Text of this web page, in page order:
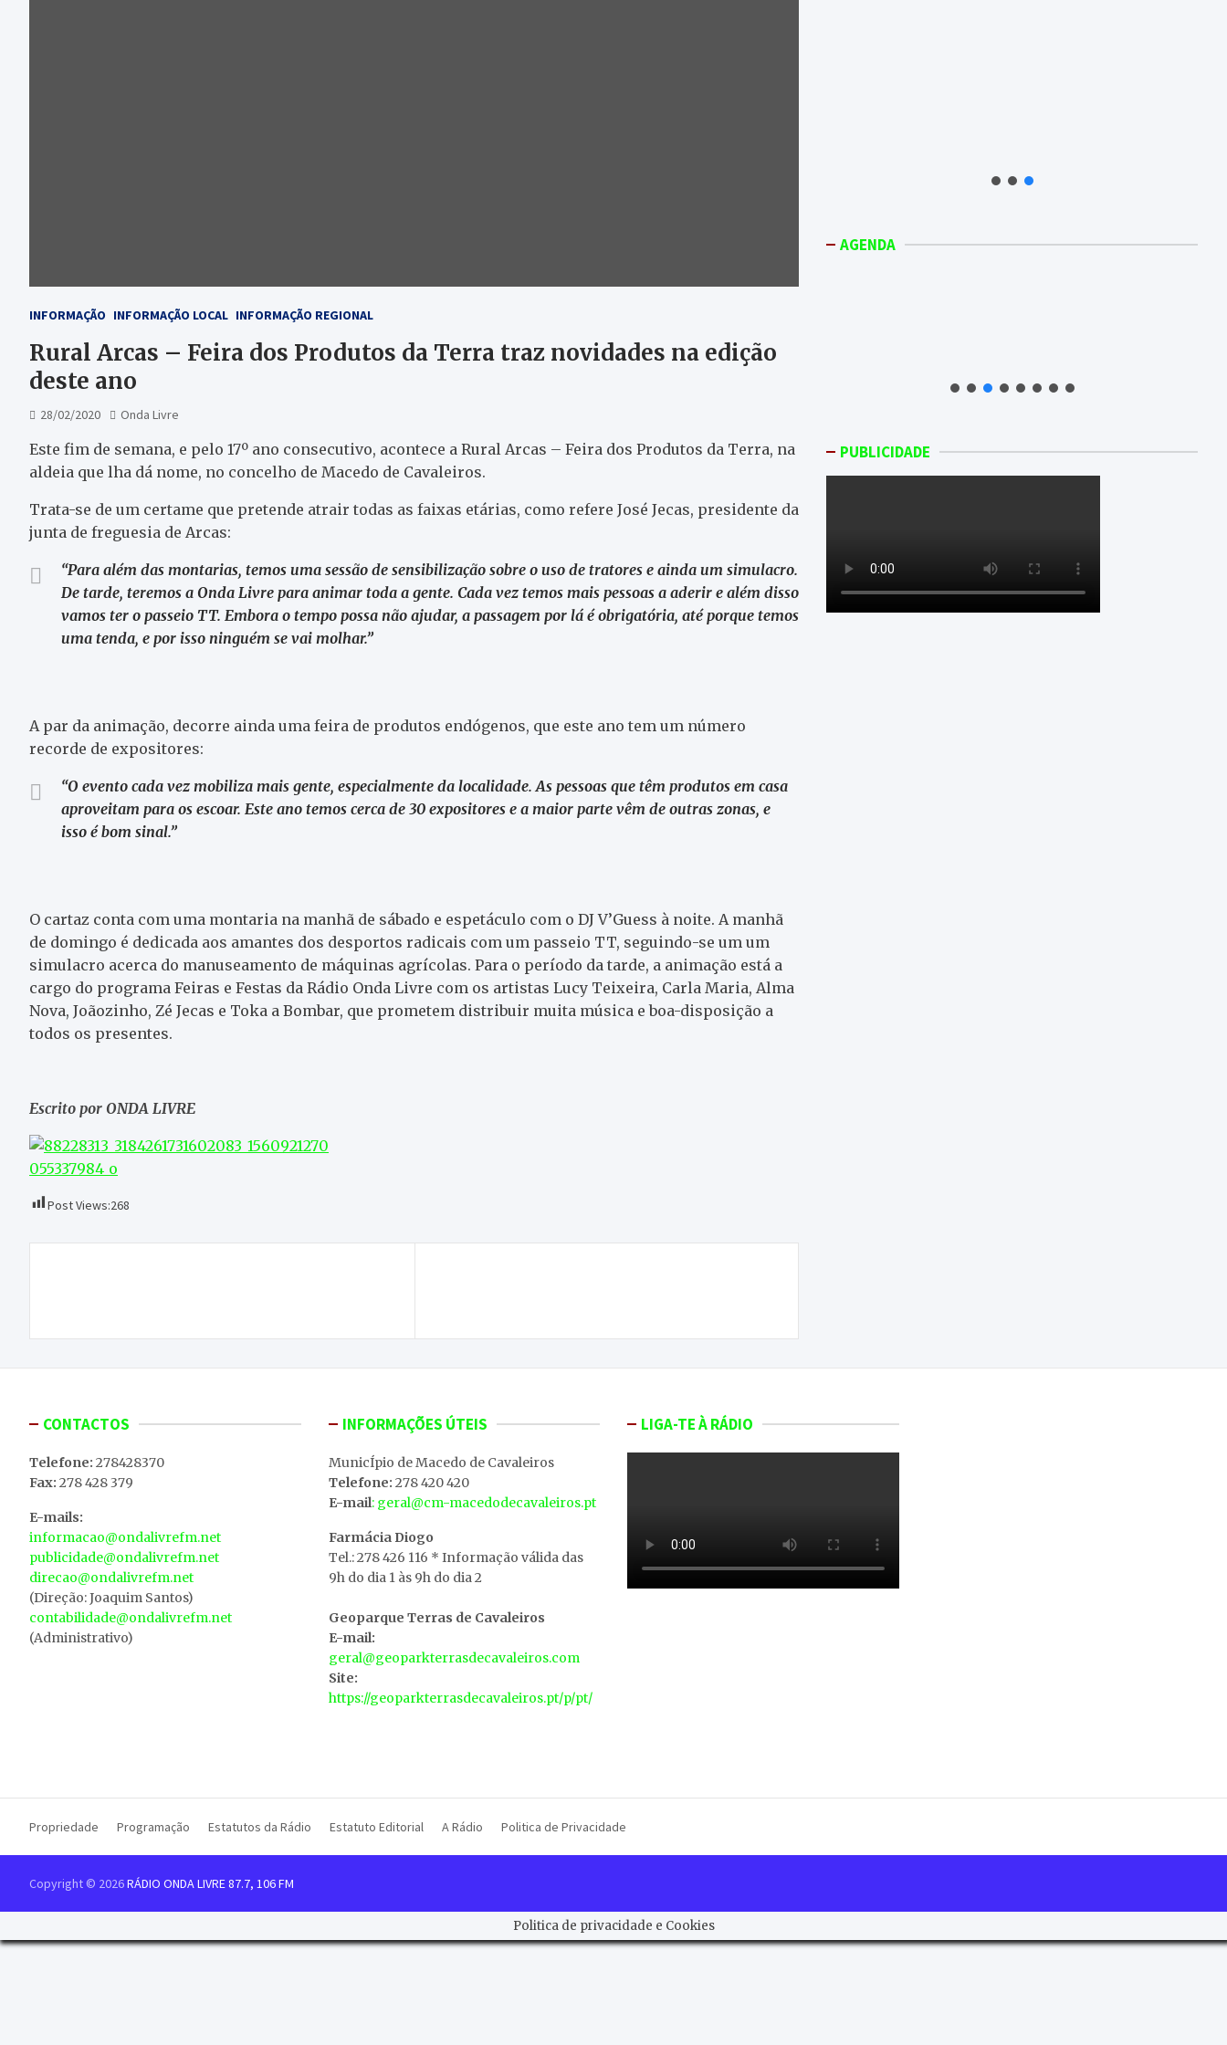
INFORMAÇÃO INFORMAÇÃO LOCAL INFORMAÇÃO REGIONAL
Rural Arcas – Feira dos Produtos da Terra traz novidades na edição
deste ano
28/02/2020 Onda Livre
Este fim de semana, e pelo 17º ano consecutivo, acontece a Rural Arcas – Feira dos Produtos da Terra, na
aldeia que lha dá nome, no concelho de Macedo de Cavaleiros.
Trata-se de um certame que pretende atrair todas as faixas etárias, como refere José Jecas, presidente da
junta de freguesia de Arcas:
“Para além das montarias, temos uma sessão de sensibilização sobre o uso de tratores e ainda um simulacro.
De tarde, teremos a Onda Livre para animar toda a gente. Cada vez temos mais pessoas a aderir e além disso
vamos ter o passeio TT. Embora o tempo possa não ajudar, a passagem por lá é obrigatória, até porque temos
uma tenda, e por isso ninguém se vai molhar.”
A par da animação, decorre ainda uma feira de produtos endógenos, que este ano tem um número
recorde de expositores:
“O evento cada vez mobiliza mais gente, especialmente da localidade. As pessoas que têm produtos em casa
aproveitam para os escoar. Este ano temos cerca de 30 expositores e a maior parte vêm de outras zonas, e
isso é bom sinal.”
O cartaz conta com uma montaria na manhã de sábado e espetáculo com o DJ V’Guess à noite. A manhã
de domingo é dedicada aos amantes dos desportos radicais com um passeio TT, seguindo-se um um
simulacro acerca do manuseamento de máquinas agrícolas. Para o período da tarde, a animação está a
cargo do programa Feiras e Festas da Rádio Onda Livre com os artistas Lucy Teixeira, Carla Maria, Alma
Nova, Joãozinho, Zé Jecas e Toka a Bombar, que prometem distribuir muita música e boa-disposição a
todos os presentes.
Escrito por ONDA LIVRE
Post Views:268
artigos
AGENDA
PUBLICIDADE
CONTACTOS
Telefone: 278428370
Fax: 278 428 379
E-mails:
informacao@ondalivrefm.net
publicidade@ondalivrefm.net
direcao@ondalivrefm.net
(Direção: Joaquim Santos)
contabilidade@ondalivrefm.net
(Administrativo)
INFORMAÇÕES ÚTEIS
MunicÍpio de Macedo de Cavaleiros
Telefone: 278 420 420
E-mail: geral@cm-macedodecavaleiros.pt
Farmácia Diogo
Tel.: 278 426 116 * Informação válida das
9h do dia 1 às 9h do dia 2
Geoparque Terras de Cavaleiros
E-mail:
geral@geoparkterrasdecavaleiros.com
Site:
https://geoparkterrasdecavaleiros.pt/p/pt/
LIGA-TE À RÁDIO
Propriedade Programação Estatutos da Rádio Estatuto Editorial A Rádio Politica de Privacidade
Copyright © 2026RÁDIO ONDA LIVRE 87.7, 106 FM
Politica de privacidade e Cookies